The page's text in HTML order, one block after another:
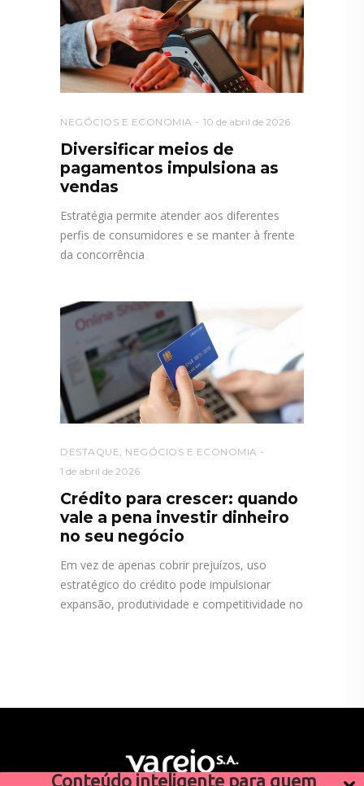
Conteúdo inteligente para quem
NEGÓCIOS E ECONOMIA 10 de abril de 2026
Diversificar meios de
pagamentos impulsiona as
vendas
Estratégia permite atender aos diferentes
perfis de consumidores e se manter à frente
da concorrência
DESTAQUE NEGÓCIOS E ECONOMIA
1 de abril de 2026
Crédito para crescer: quando
vale a pena investir dinheiro
no seu negócio
Em vez de apenas cobrir prejuízos, uso
estratégico do crédito pode impulsionar
expansão, produtividade e competitividade no